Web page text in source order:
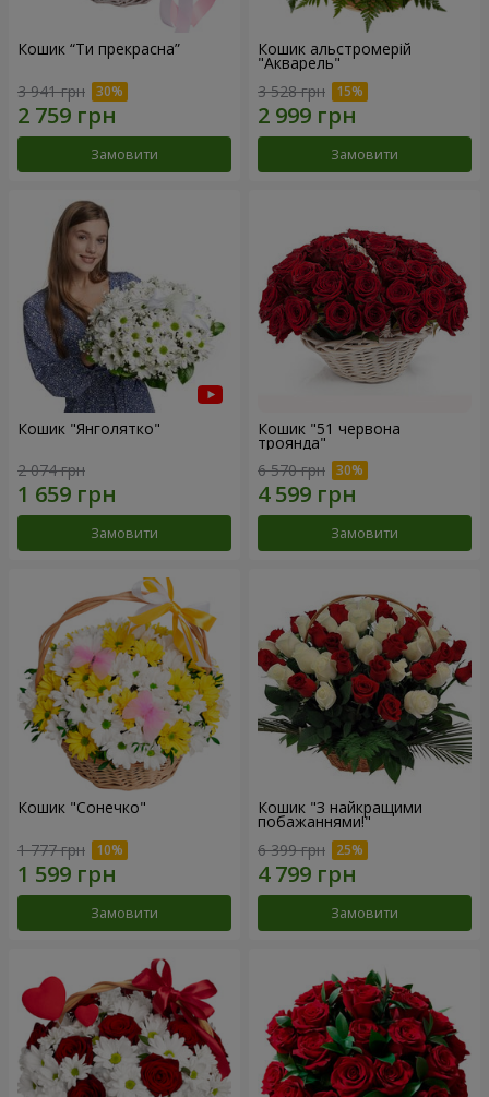
Кошик “Ти прекрасна”
3 941 грн
Замовити
Кошик альстромерій
"Акварель"
3 528 грн
Замовити
Кошик "Янголятко"
2 074 грн
Замовити
Кошик "51 червона
троянда"
6 570 грн
Замовити
Кошик "Сонечко"
1 777 грн
Замовити
Кошик "З найкращими
побажаннями!"
6 399 грн
Замовити